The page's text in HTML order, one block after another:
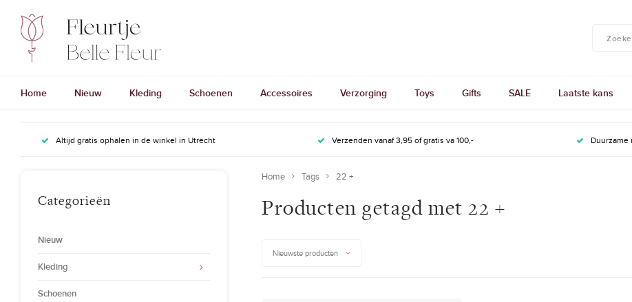
Home Nieuw Kleding Schoenen Accessoires Verzorging Toys Gifts SALE Laatste kans
Altijd gratis ophalen in de winkel in Utrecht Verzenden vanaf 3,95 of gratis va 100,- Duurzame
Categorieën
Nieuw
Kleding
Schoenen
Home Tags 22 +
Producten getagd met 22 +
Nieuwste producten